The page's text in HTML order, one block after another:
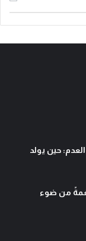
حين يولد
من ضوء